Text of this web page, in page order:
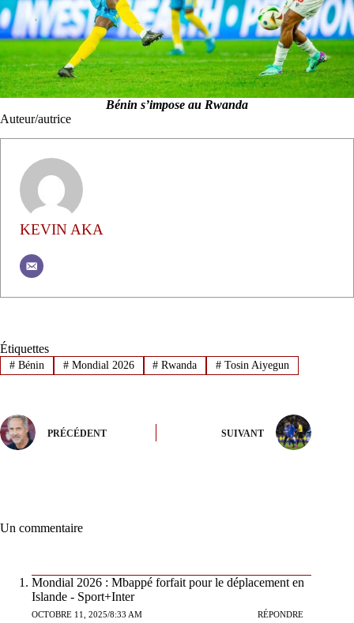
Bénin s’impose au Rwanda
Auteur/autrice
KEVIN AKA
Étiquettes
#Bénin #Mondial 2026 # Rwanda # Tosin Aiyegun
PRÉCÉDENT SUIVANT
Un commentaire
Mondial 2026 : Mbappé forfait pour le déplacement en
Islande - Sport+Inter
OCTOBRE 11, 2025/8:33 AM RÉPONDRE